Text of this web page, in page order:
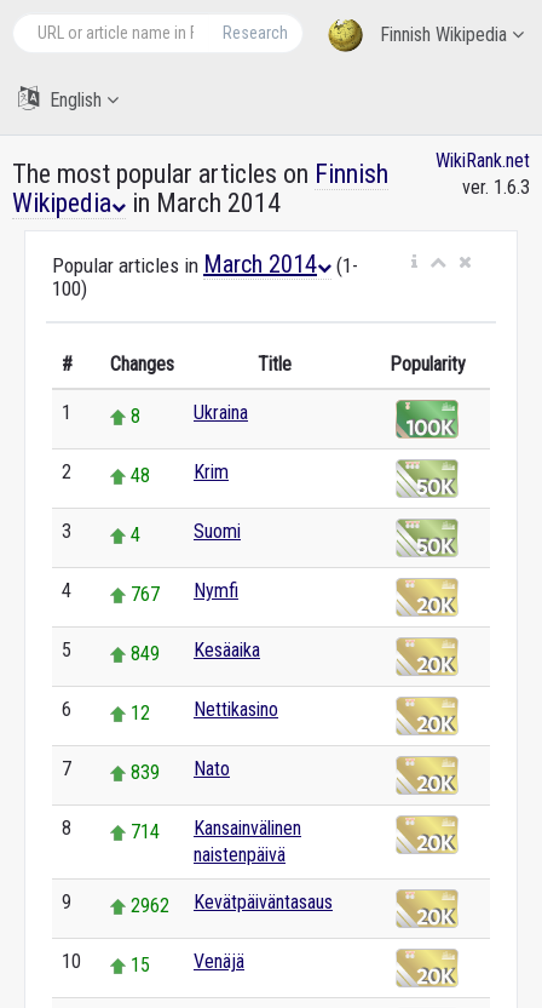
Finnish Wikipedia
Research
English
The most popular articles on Finnish
Wikipedia
in March 2014
WikiRank.net
ver. 1.6.3
Popular articles in March 2014
(1-
100)
# Changes Title Popularity
1 8 Ukraina
2 48 Krim
3 4 Suomi
4 767 Nymfi
5 849 Kesäaika
6 12 Nettikasino
7 839 Nato
8 714
Kansainvälinen
naistenpäivä
9 2962 Kevätpäiväntasaus
10 15 Venäjä